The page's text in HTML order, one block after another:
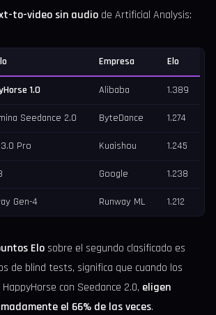
to-video sin audio de Artificial Analysis:
Empresa Elo
1.0 Alibaba 1.389
Seedance 2.0 ByteDance 1.274
Pro Kuaishou 1.245
Google 1.238
Gen-4 Runway ML 1.212
Elosobre el segundo clasificado es
de blind tests, significa que cuando los
con Seedance 2.0, eligen
el 66% de las veces.